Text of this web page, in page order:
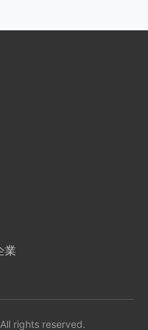
業
rights reserved.